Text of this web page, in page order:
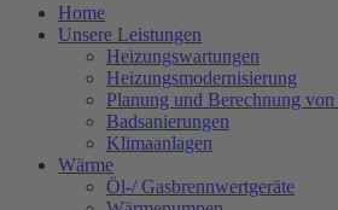
Home
Unsere Leistungen
Heizungswartungen
Heizungsmodernisierung
Planung und Berechnung
Badsanierungen
Klimaanlagen
Wärme
Öl-/ Gasbrennwertgeräte